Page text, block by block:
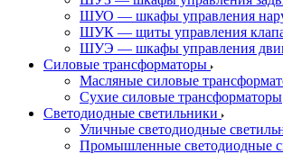
ШУО — шкафы управления
ШУК — щиты управления
ШУЭ — шкафы управления
Силовые трансформаторы
Масляные силовые
Сухие силовые трансформаторы
Светодиодные светильники
Уличные светодиодные
Промышленные светодиодные